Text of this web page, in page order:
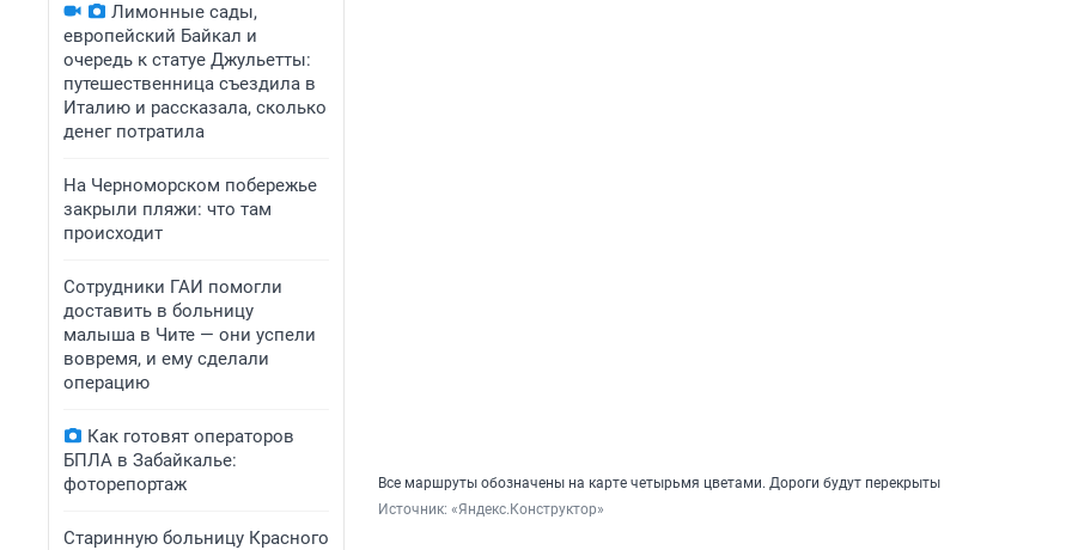
Лимонные сады,
европейский Байкал и
очередь к статуе Джульетты:
путешественница съездила в
Италию и рассказала, сколько
денег потратила
На Черноморском побережье
закрыли пляжи: что там
происходит
Сотрудники ГАИ помогли
доставить в больницу
малыша в Чите — они успели
вовремя, и ему сделали
операцию
Как готовят операторов
БПЛА в Забайкалье:
фоторепортаж
Старинную больницу Красного
Все маршруты обозначены на карте четырьмя цветами. Дороги будут перекрыты
Источник: «Яндекс.Конструктор»